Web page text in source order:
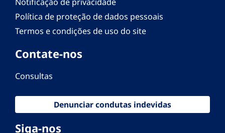
Política de proteção de dados pessoais
Termos e condições de uso do site
Contate-nos
Consultas
Denunciar condutas indevidas
Siga-nos